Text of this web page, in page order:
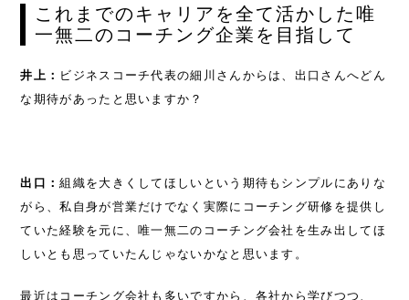
これまでのキャリアを全て活かした唯
一無二のコーチング企業を目指して
井上： ビジネスコーチ代表の細川さんからは、出口さんへどん
な期待があったと思いますか？
出口：組織を大きくしてほしいという期待もシンプルにありな
がら、私自身が営業だけでなく実際にコーチング研修を提供し
ていた経験を元に、唯一無二のコーチング会社を生み出してほ
しいとも思っていたんじゃないかなと思います。
最近はコーチング会社も多いですから、各社から学びつつ、